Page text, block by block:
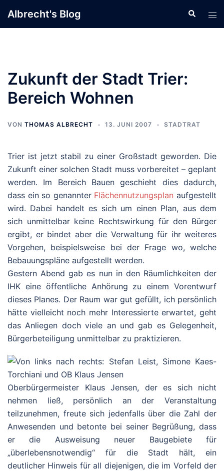
Inhalt
Albrecht's Blog Suche
Zukunft der Stadt Trier:
Bereich Wohnen
VON THOMAS ALBRECHT 13. JUNI 2007 STADTRAT
Trier ist jetzt stabil zu einer Großstadt geworden. Die
Zukunft einer solchen Stadt muss vorbereitet – geplant
werden. Im Bereich Bauen geschieht dies dadurch,
dass ein so genannter Flächennutzungsplan aufgestellt
wird. Dabei handelt es sich um einen Plan, aus dem
sich unmittelbar keine Rechtswirkung für den Bürger
ergibt, er bindet aber die Verwaltung für ihr weiteres
Vorgehen, beispielsweise bei der Frage wo, welche
Bebauungspläne aufgestellt werden.
Gestern Abend gab es nun in den Räumlichkeiten der
IHK eine öffentliche Anhörung zu einem Vorentwurf
dieses Planes. Der Raum war gut gefüllt, ich persönlich
hätte vielleicht noch mehr Interessierte erwartet, geht
das Anliegen doch viele an und gab es Gelegenheit,
Bürgerbeteiligung unmittelbar zu praktizieren.
Oberbürgermeister Klaus Jensen, der es sich nicht
nehmen ließ, persönlich an der Veranstaltung
teilzunehmen, freute sich jedenfalls über die Zahl der
Anwesenden und betonte bei seiner Begrüßung, dass
er die Ausweisung neuer Baugebiete für
„überlebensnotwendig“ für die Stadt hält, ein
deutlicher Hinweis für all diejenigen, die im Vorfeld der